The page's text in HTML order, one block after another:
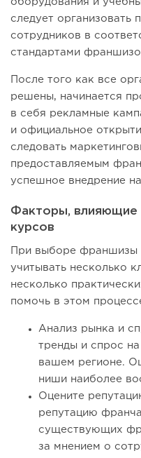
оборудования и
следует организовать
сотрудников в
стандартами
После того как все
решены, начинается
в себя рекламные
и официальное
следовать
предоставляемым
успешное внедрение
Факторы,
курсов
При выборе франшизы
учитывать несколько
несколько
помочь в этом
Анализ рынка и
тренды и спрос
вашем регионе.
ниши наиболее
Оцените
репутацию
существующих
за мнением о